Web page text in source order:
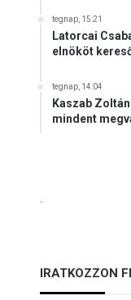
tegnap, 15:21
Latorcai
elnököt
tegnap, 14:04
Kaszab
mindent
.
IRATKOZZON